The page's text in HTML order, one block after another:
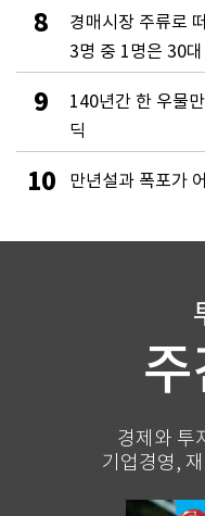
8
경매시장 주류로
3명 중 1명은 30대
9
140년간 한 우물
딕
10 만년설과 폭포가
경제와 투
기업경영,